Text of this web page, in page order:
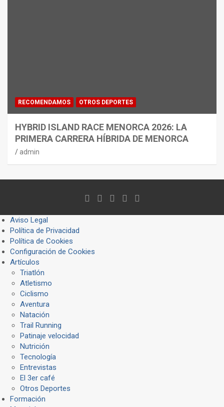
RECOMENDAMOS OTROS DEPORTES
HYBRID ISLAND RACE MENORCA 2026: LA
PRIMERA CARRERA HÍBRIDA DE MENORCA
admin
Aviso Legal
Política de Privacidad
Política de Cookies
Configuración de Cookies
Artículos
Triatlón
Atletismo
Ciclismo
Aventura
Natación
Trail Running
Patinaje velocidad
Nutrición
Tecnología
Entrevistas
El 3er café
Otros Deportes
Formación